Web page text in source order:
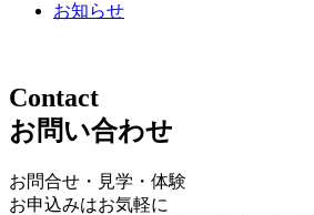
お知らせ
Contact
お問い合わせ
お問合せ・見学・体験
お申込みはお気軽に